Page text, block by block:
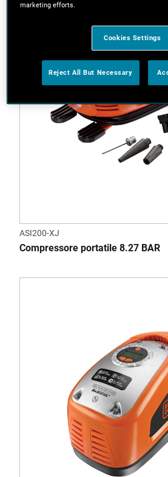
ASI200-XJ
Compressore portatile 8.27 BAR
marketing efforts.
Cookies Settings
Reject All But Necessary